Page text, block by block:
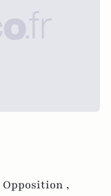
Opposition ,